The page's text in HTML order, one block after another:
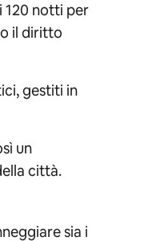
120 notti per
il diritto
gestiti in
un
città.
sia i